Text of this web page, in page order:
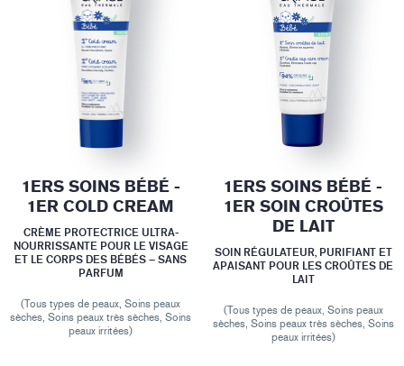
1ERS SOINS BÉBÉ -
1ER COLD CREAM
CRÈME PROTECTRICE ULTRA-
NOURRISSANTE POUR LE VISAGE
ET LE CORPS DES BÉBÉS – SANS
PARFUM
(Tous types de peaux, Soins peaux
sèches, Soins peaux très sèches, Soins
peaux irritées)
1ERS SOINS BÉBÉ -
1ER SOIN CROÛTES
DE LAIT
SOIN RÉGULATEUR, PURIFIANT ET
APAISANT POUR LES CROÛTES DE
LAIT
(Tous types de peaux, Soins peaux
sèches, Soins peaux très sèches, Soins
peaux irritées)